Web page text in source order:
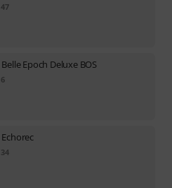
47
Belle Epoch Deluxe BOS
6
Echorec
34